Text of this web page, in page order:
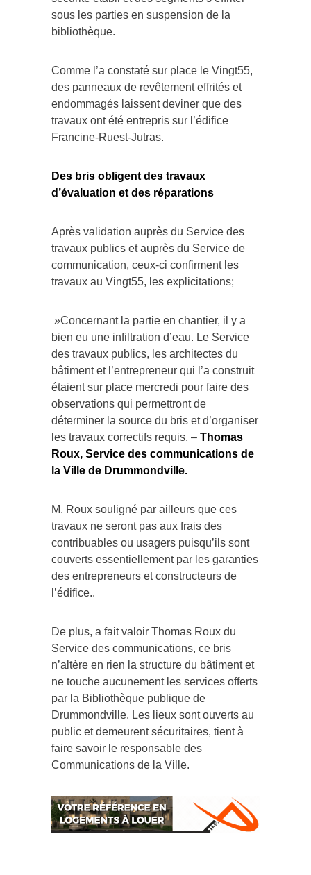
sous les parties en suspension de la
bibliothèque.
Comme l’a constaté sur place le Vingt55,
des panneaux de revêtement effrités et
endommagés laissent deviner que des
travaux ont été entrepris sur l’édifice
Francine-Ruest-Jutras.
Des bris obligent des travaux
d’évaluation et des réparations
Après validation auprès du Service des
travaux publics et auprès du Service de
communication, ceux-ci confirment les
travaux au Vingt55, les explicitations;
»Concernant la partie en chantier, il y a
bien eu une infiltration d’eau. Le Service
des travaux publics, les architectes du
bâtiment et l’entrepreneur qui l’a construit
étaient sur place mercredi pour faire des
observations qui permettront de
déterminer la source du bris et d’organiser
les travaux correctifs requis. – Thomas
Roux, Service des communications de
la Ville de Drummondville.
M. Roux souligné par ailleurs que ces
travaux ne seront pas aux frais des
contribuables ou usagers puisqu’ils sont
couverts essentiellement par les garanties
des entrepreneurs et constructeurs de
l’édifice..
De plus, a fait valoir Thomas Roux du
Service des communications, ce bris
n’altère en rien la structure du bâtiment et
ne touche aucunement les services offerts
par la Bibliothèque publique de
Drummondville. Les lieux sont ouverts au
public et demeurent sécuritaires, tient à
faire savoir le responsable des
Communications de la Ville.